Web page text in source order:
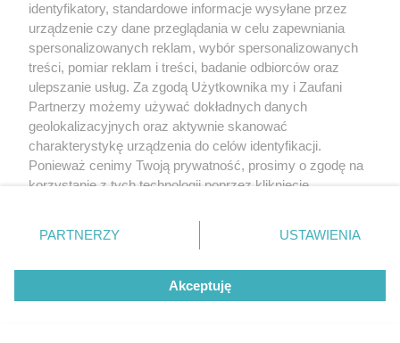
identyfikatory, standardowe informacje wysyłane przez
urządzenie czy dane przeglądania w celu zapewniania
spersonalizowanych reklam, wybór spersonalizowanych
treści, pomiar reklam i treści, badanie odbiorców oraz
ulepszanie usług. Za zgodą Użytkownika my i Zaufani
Partnerzy możemy używać dokładnych danych
geolokalizacyjnych oraz aktywnie skanować
charakterystykę urządzenia do celów identyfikacji.
Ponieważ cenimy Twoją prywatność, prosimy o zgodę na
korzystanie z tych technologii poprzez kliknięcie
zmienić/wycofać klikając przycisk ustawień prywatności
znajdujący się w lewym dolnym rogu strony
rodzaje przetwarzania danych nie wymagają zgody
użytkownika, ale masz prawo sprzeciwić się takiemu
przetwarzaniu. Preferencje będą miały zastosowanie tylko
PARTNERZY USTAWIENIA
Akceptuję